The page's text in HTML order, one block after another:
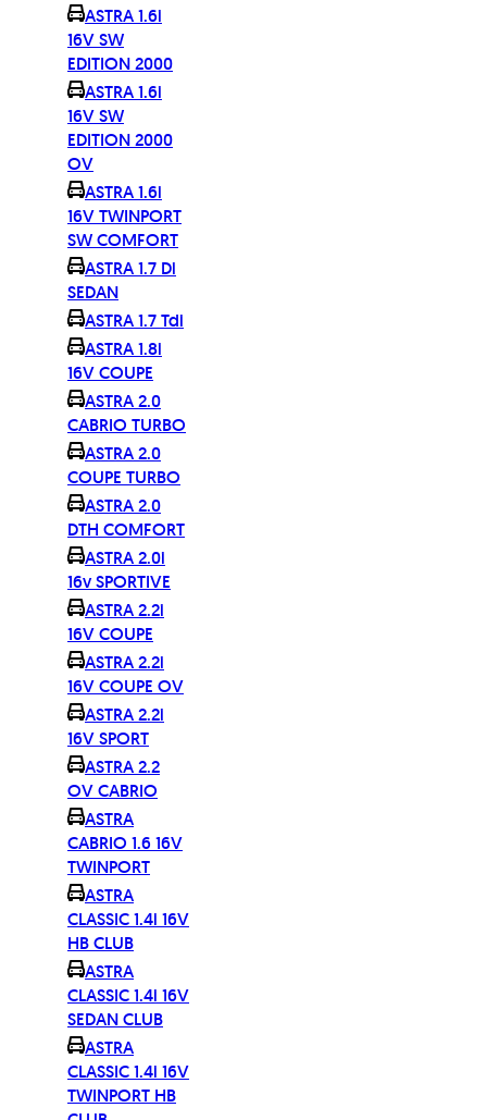
ASTRA 1.6i
16V SW
EDITION 2000
ASTRA 1.6i
16V SW
EDITION 2000
OV
ASTRA 1.6i
16V TWINPORT
SW COMFORT
ASTRA 1.7 Di
SEDAN
ASTRA 1.7 Tdi
ASTRA 1.8i
16V COUPE
ASTRA 2.0
CABRIO TURBO
ASTRA 2.0
COUPE TURBO
ASTRA 2.0
DTH COMFORT
ASTRA 2.0i
16v SPORTIVE
ASTRA 2.2i
16V COUPE
ASTRA 2.2i
16V COUPE OV
ASTRA 2.2i
16V SPORT
ASTRA 2.2
OV CABRIO
ASTRA
CABRIO 1.6 16V
TWINPORT
ASTRA
CLASSIC 1.4i 16V
HB CLUB
ASTRA
CLASSIC 1.4i 16V
SEDAN CLUB
ASTRA
CLASSIC 1.4i 16V
TWINPORT HB